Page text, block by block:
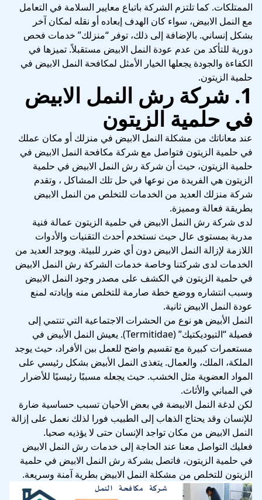
الممتلكات. كما تلتزم الشركة باتباع معايير السلامة في التعامل
مع النمل الابيض، سواء كان الهدف إبعاده أو نقله لمكان آخر
بشكل إنساني. بالإضافة إلى ذلك، توفر “منزلك” خدمات فحص
دورية للتأكد من عدم عودة النمل الابيض مستقبلاً. تميزها في
الكفاءة والجودة يجعلها الخيار الأمثل لمكافحة النمل الابيض في
حلمية الزيتون.
1. شركة رش النمل الابيض
في حلمية الزيتون
عند معاناتك من مشكلة النمل الابيض في منزلك أو مكان عملك
في حلمية الزيتون فتواصل مع شركة مكافحة النمل الابيض في
حلمية الزيتون، حيث أن شركة رش النمل الابيض في حلمية
الزيتون هي الفريدة من نوعها في حل تلك المشاكل ، وتقدم
شركة منزلك العديد من الخدمات للتخلص من النمل الابيض
بطريقة فعالة ومميزة.
لدى شركة رش النمل الابيض في حلمية الزيتون عمالة فنية
مدربة بمستوى عال حيث نستخدم أحدث التقنيات والأدوات
اللازمة لإزالة النمل الابيض دون أي ضرر للبيئة. ويوجد العديد من
الخدمات لدى شركتنا وخاصة خدمات الشركة رش النمل الابيض
في حلمية الزيتون في الكشف على مصدر وجود النمل الابيض
وسبب انتشاره ووضع خطة صارمة للتخلص منه وإبادته لمنع
عودة النمل الابيض ثانية.
النمل الأبيض هو نوع من الحشرات الاجتماعية التي تنتمي إلى
فصيلة “التيوديكتيك” (Termitidae). يعيش النمل الأبيض في
مستعمرات كبيرة مع تقسيم واضح للعمل بين الأفراد، حيث يوجد
الملكة، الملك، والعمال. يتغذى النمل الأبيض بشكل رئيسي على
المواد العضوية مثل الخشب. حيث يجعله مسببًا رئيسيًا للأضرار
في المباني والأثاث.
لكن لدغة النمل الابيضة في بعض الأحيان تسبب حساسية ضارة
للإنسان وقد يحتاج الذهاب إلى الطبيب فورا لذلك نعمل على إزالة
النمل الابيض من مكان تواجد الإنسان حتى لا يؤذيه صحيا.
فعليك التواصل معنا عند الحاجة إلى خدمات رش النمل الابيض
في حلمية الزيتون، فاتصل بشركة رش النمل الابيض في حلمية
الزيتون للتخلص من مشكلة النمل الابيض بطرية آمنة وسريعة.